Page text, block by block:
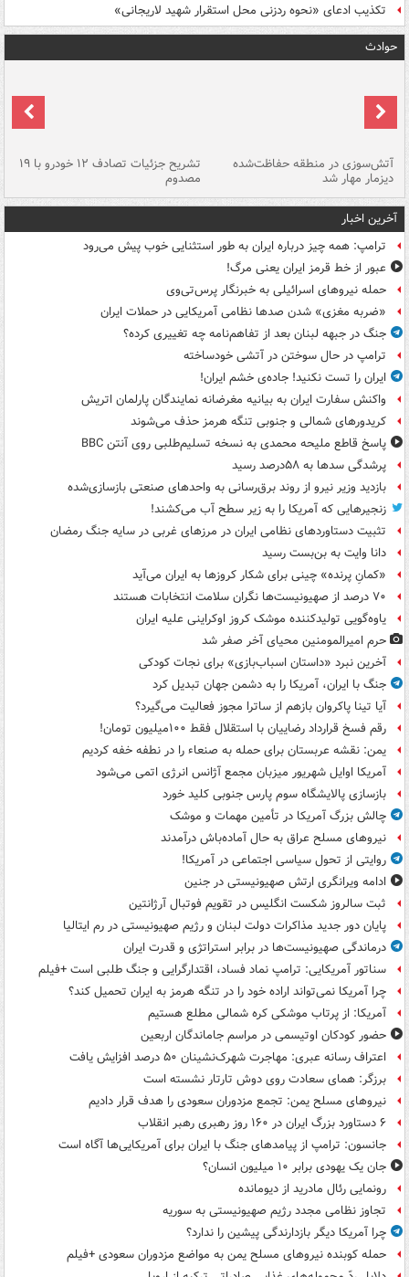
تکذیب ادعای «نحوه ردزنی محل استقرار شهید لاریجانی»
حوادث
آتش‌سوزی در منطقه حفاظت‌شده
دیزمار مهار شد
تشریح جزئیات تصادف ۱۲ خودرو با ۱۹
مصدوم
آخرین اخبار
ترامپ: همه چیز درباره ایران به طور استثنایی خوب پیش می‌رود
عبور از خط قرمز ایران یعنی مرگ!
حمله نیروهای اسرائیلی به خبرنگار پرس‌تی‌وی
«ضربه مغزی» شدن صدها نظامی آمریکایی در حملات ایران
جنگ در جبهه لبنان بعد از تفاهم‌نامه چه تغییری کرده؟
ترامپ در حال سوختن در آتشی خودساخته
ایران را تست نکنید! جاده‌ی خشم ایران!
واکنش سفارت ایران به بیانیه مغرضانه نمایندگان پارلمان اتریش
کریدورهای شمالی و جنوبی تنگه هرمز حذف می‌شوند
پاسخ قاطع ملیحه محمدی به نسخه تسلیم‌طلبی روی آنتن BBC
پرشدگی سدها به ۵۸درصد رسید
بازدید وزیر نیرو از روند برق‌رسانی به واحدهای صنعتی بازسازی‌شده
زنجیرهایی که آمریکا را به زیر سطح آب می‌کشند!
تثبیت دستاوردهای نظامی ایران در مرزهای غربی در سایه جنگ رمضان
دانا وایت به بن‌بست رسید
«کمانِ پرنده» چینی برای شکار کروزها به ایران می‌آید
۷۰ درصد از صهیونیست‌ها نگران سلامت انتخابات هستند
یاوه‌گویی تولیدکننده موشک کروز اوکراینی علیه ایران
حرم امیرالمومنین محیای آخر صفر شد
آخرین نبرد «داستان اسباب‌بازی» برای نجات کودکی
جنگ با ایران، آمریکا را به دشمن جهان تبدیل کرد
آیا تینا پاکروان بازهم از ساترا مجوز فعالیت می‌گیرد؟
رقم فسخ قرارداد رضاییان با استقلال فقط ۱۰۰میلیون تومان!
یمن: نقشه عربستان برای حمله به صنعاء را در نطفه خفه کردیم
آمریکا اوایل شهریور میزبان مجمع آژانس انرژی اتمی می‌شود
بازسازی پالایشگاه سوم پارس جنوبی کلید خورد
چالش بزرگ آمریکا در تأمین مهمات و موشک
نیروهای مسلح عراق به حال آماده‌باش درآمدند
روایتی از تحول سیاسی اجتماعی در آمریکا!
ادامه ویرانگری ارتش صهیونیستی در جنین
ثبت سالروز شکست انگلیس در تقویم فوتبال آرژانتین
پایان دور جدید مذاکرات دولت لبنان و رژیم صهیونیستی در رم ایتالیا
درماندگی صهیونیست‌ها در برابر استراتژی و قدرت ایران
سناتور آمریکایی: ترامپ نماد فساد، اقتدارگرایی و جنگ طلبی است +فیلم
چرا آمریکا نمی‌تواند اراده خود را در تنگه هرمز به ایران تحمیل کند؟
آمریکا: از پرتاب موشکی کره شمالی مطلع هستیم
حضور کودکان اوتیسمی در مراسم جاماندگان اربعین
اعتراف رسانه عبری: مهاجرت شهرک‌نشینان ۵۰ درصد افزایش یافت
برزگر: همای سعادت روی دوش تارتار نشسته است
نیروهای مسلح یمن: تجمع مزدوران سعودی را هدف قرار دادیم
۶ دستاورد بزرگ ایران در ۱۶۰ روز رهبری رهبر انقلاب
جانسون: ترامپ از پیامدهای جنگ با ایران برای آمریکایی‌ها آگاه است
جان یک یهودی برابر ۱۰ میلیون انسان؟
رونمایی رئال مادرید از دیومانده
تجاوز نظامی مجدد رژیم صهیونیستی به سوریه
چرا آمریکا دیگر بازدارندگی پیشین را ندارد؟
حمله کوبنده نیروهای مسلح یمن به مواضع مزدوران سعودی +فیلم